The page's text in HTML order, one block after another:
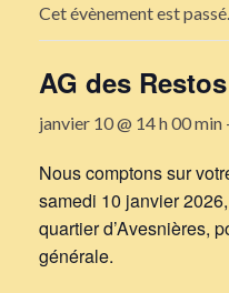
Cet évènement est passé.
AG des
janvier 10 @ 14 h 00 min
Nous comptons sur
samedi 10 janvier
quartier d’Avesnières,
générale.